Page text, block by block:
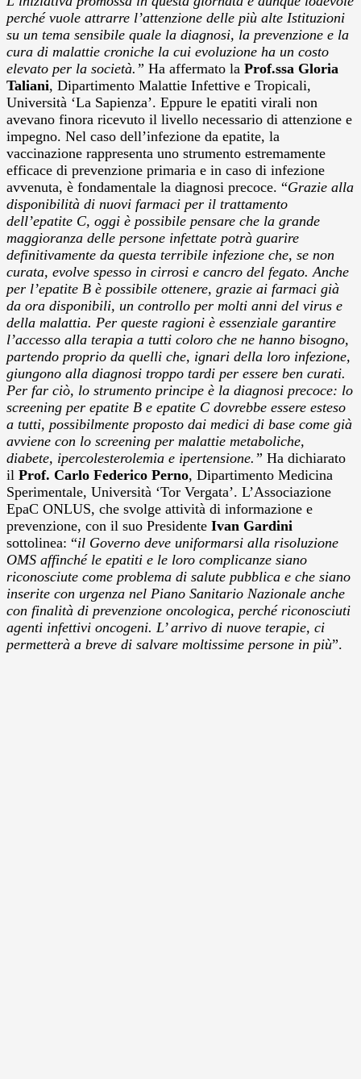
perché vuole attrarre l’attenzione delle più alte Istituzioni
su un tema sensibile quale la diagnosi, la prevenzione e la
cura di malattie croniche la cui evoluzione ha un costo
elevato per la società.” Ha affermato la Prof.ssa Gloria
Taliani, Dipartimento Malattie Infettive e Tropicali,
Università ‘La Sapienza’. Eppure le epatiti virali non
avevano finora ricevuto il livello necessario di attenzione e
impegno. Nel caso dell’infezione da epatite, la
vaccinazione rappresenta uno strumento estremamente
efficace di prevenzione primaria e in caso di infezione
avvenuta, è fondamentale la diagnosi precoce. “Grazie alla
disponibilità di nuovi farmaci per il trattamento
dell’epatite C, oggi è possibile pensare che la grande
maggioranza delle persone infettate potrà guarire
definitivamente da questa terribile infezione che, se non
curata, evolve spesso in cirrosi e cancro del fegato. Anche
per l’epatite B è possibile ottenere, grazie ai farmaci già
da ora disponibili, un controllo per molti anni del virus e
della malattia. Per queste ragioni è essenziale garantire
l’accesso alla terapia a tutti coloro che ne hanno bisogno,
partendo proprio da quelli che, ignari della loro infezione,
giungono alla diagnosi troppo tardi per essere ben curati.
Per far ciò, lo strumento principe è la diagnosi precoce: lo
screening per epatite B e epatite C dovrebbe essere esteso
a tutti, possibilmente proposto dai medici di base come già
avviene con lo screening per malattie metaboliche,
diabete, ipercolesterolemia e ipertensione.” Ha dichiarato
il Prof. Carlo Federico Perno, Dipartimento Medicina
Sperimentale, Università ‘Tor Vergata’. L’Associazione
EpaC ONLUS, che svolge attività di informazione e
prevenzione, con il suo Presidente Ivan Gardini
sottolinea: “il Governo deve uniformarsi alla risoluzione
OMS affinché le epatiti e le loro complicanze siano
riconosciute come problema di salute pubblica e che siano
inserite con urgenza nel Piano Sanitario Nazionale anche
con finalità di prevenzione oncologica, perché riconosciuti
agenti infettivi oncogeni. L’ arrivo di nuove terapie, ci
permetterà a breve di salvare moltissime persone in più”.